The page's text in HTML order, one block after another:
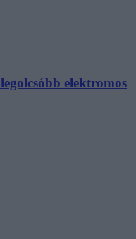
elektromos